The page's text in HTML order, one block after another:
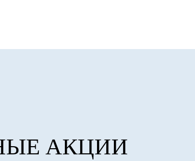
АКЦИИ